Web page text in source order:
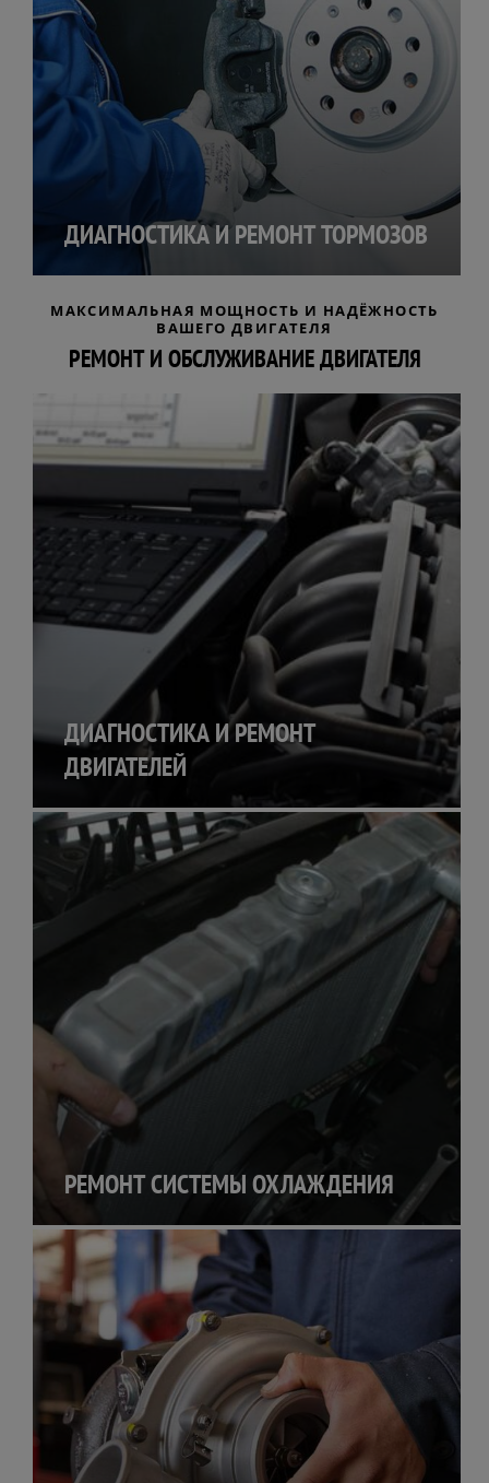
ДИАГНОСТИКА И РЕМОНТ ТОРМОЗОВ
МАКСИМАЛЬНАЯ МОЩНОСТЬ И НАДЁЖНОСТЬ
ВАШЕГО ДВИГАТЕЛЯ
РЕМОНТ И ОБСЛУЖИВАНИЕ ДВИГАТЕЛЯ
ДИАГНОСТИКА И РЕМОНТ
ДВИГАТЕЛЕЙ
РЕМОНТ СИСТЕМЫ ОХЛАЖДЕНИЯ